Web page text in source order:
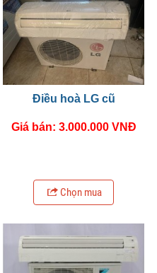
Điều hoà LG cũ
Giá bán: 3.000.000 VNĐ
Chọn mua